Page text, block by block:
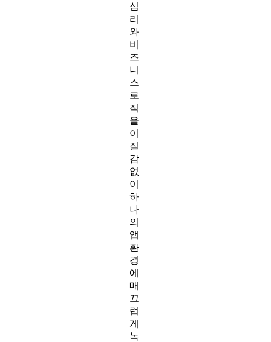
심
리
와
비
즈
니
스
로
직
을
이
질
감
없
이
하
나
의
앱
환
경
에
매
끄
럽
게
녹